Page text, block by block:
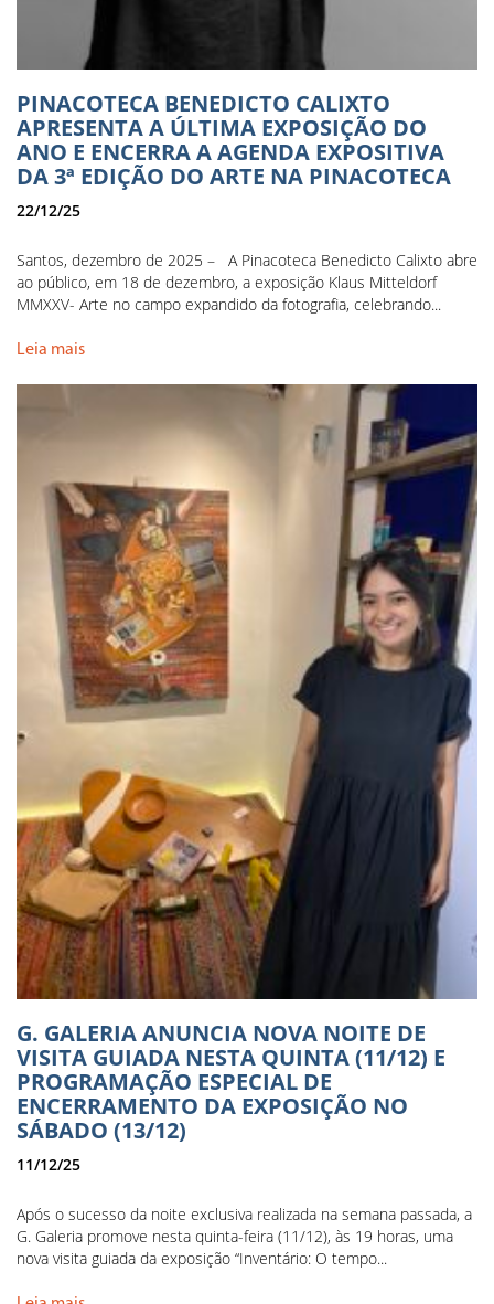
PINACOTECA BENEDICTO CALIXTO
APRESENTA A ÚLTIMA EXPOSIÇÃO DO
ANO E ENCERRA A AGENDA EXPOSITIVA
DA 3ª EDIÇÃO DO ARTE NA PINACOTECA
22/12/25
Santos, dezembro de 2025 – A Pinacoteca Benedicto Calixto abre
ao público, em 18 de dezembro, a exposição Klaus Mitteldorf
MMXXV- Arte no campo expandido da fotografia, celebrando...
Leia mais
G. GALERIA ANUNCIA NOVA NOITE DE
VISITA GUIADA NESTA QUINTA (11/12) E
PROGRAMAÇÃO ESPECIAL DE
ENCERRAMENTO DA EXPOSIÇÃO NO
SÁBADO (13/12)
11/12/25
Após o sucesso da noite exclusiva realizada na semana passada, a
G. Galeria promove nesta quinta-feira (11/12), às 19 horas, uma
nova visita guiada da exposição “Inventário: O tempo...